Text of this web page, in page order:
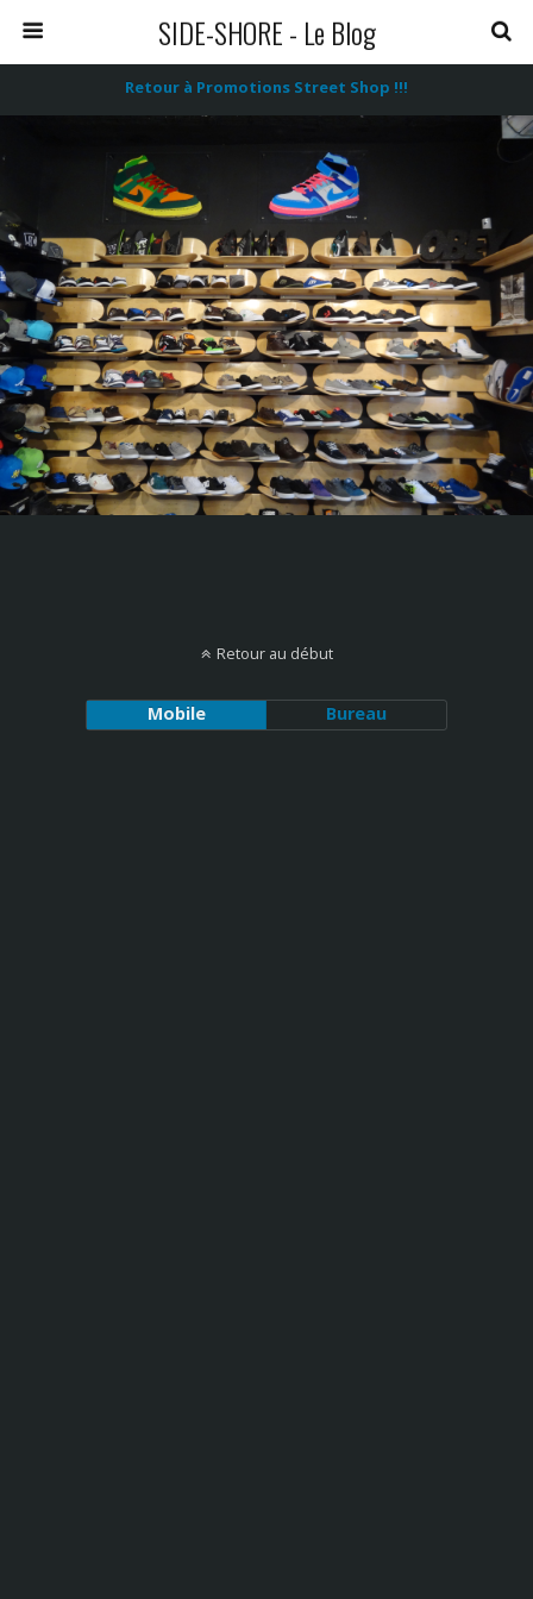
SIDE-SHORE - Le Blog
Retour à Promotions Street Shop !!!
Retour au début
Mobile Bureau